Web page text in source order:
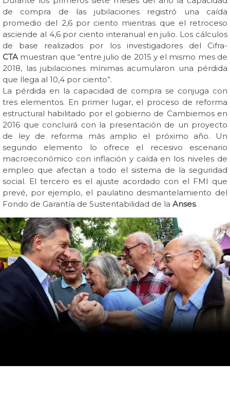
de compra de las jubilaciones registró una caída
promedio del 2,6 por ciento mientras que el retroceso
asciende al 4,6 por ciento interanual en julio. Los cálculos
de base realizados por los investigadores del Cifra-
CTAmuestran que “entre julio de 2015 y el mismo mes de
2018, las jubilaciones mínimas acumularon una pérdida
que llega al 10,4 por ciento”.
La pérdida en la capacidad de compra se conjuga con
tres elementos. En primer lugar, el proceso de reforma
estructural habilitado por el gobierno de Cambiemos en
2016 que concluirá con la presentación de un proyecto
de ley de reforma más amplio el próximo año. Un
segundo elemento lo ofrece el recesivo escenario
macroeconómico con inflación y caída en los niveles de
empleo que afectan a todo el sistema de la seguridad
social. El tercero es el ajuste acordado con el FMI que
prevé, por ejemplo, el paulatino desmantelamiento del
Fondo de Garantía de Sustentabilidad de la Anses.